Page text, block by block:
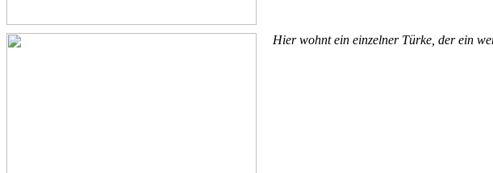
Hier wohnt ein einzelner Türke, der ein